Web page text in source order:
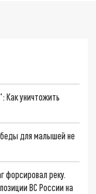
Как уничтожить
для малышей не
форсировал реку.
ВС России на